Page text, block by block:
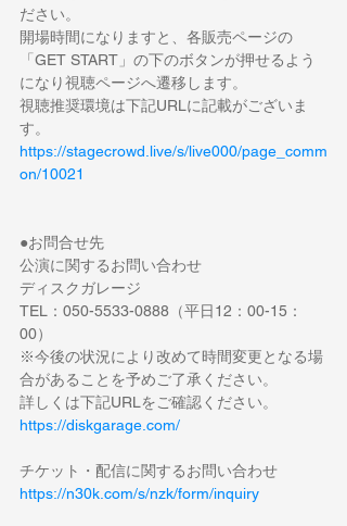
ださい。
開場時間になりますと、各販売ページの
「GET START」の下のボタンが押せるよう
になり視聴ページへ遷移します。
視聴推奨環境は下記URLに記載がございま
す。
https://stagecrowd.live/s/live000/page_comm
on/10021
●お問合せ先
公演に関するお問い合わせ
ディスクガレージ
TEL：050-5533-0888（平日12：00-15：
00）
※今後の状況により改めて時間変更となる場
合があることを予めご了承ください。
詳しくは下記URLをご確認ください。
https://diskgarage.com/
チケット・配信に関するお問い合わせ
https://n30k.com/s/nzk/form/inquiry